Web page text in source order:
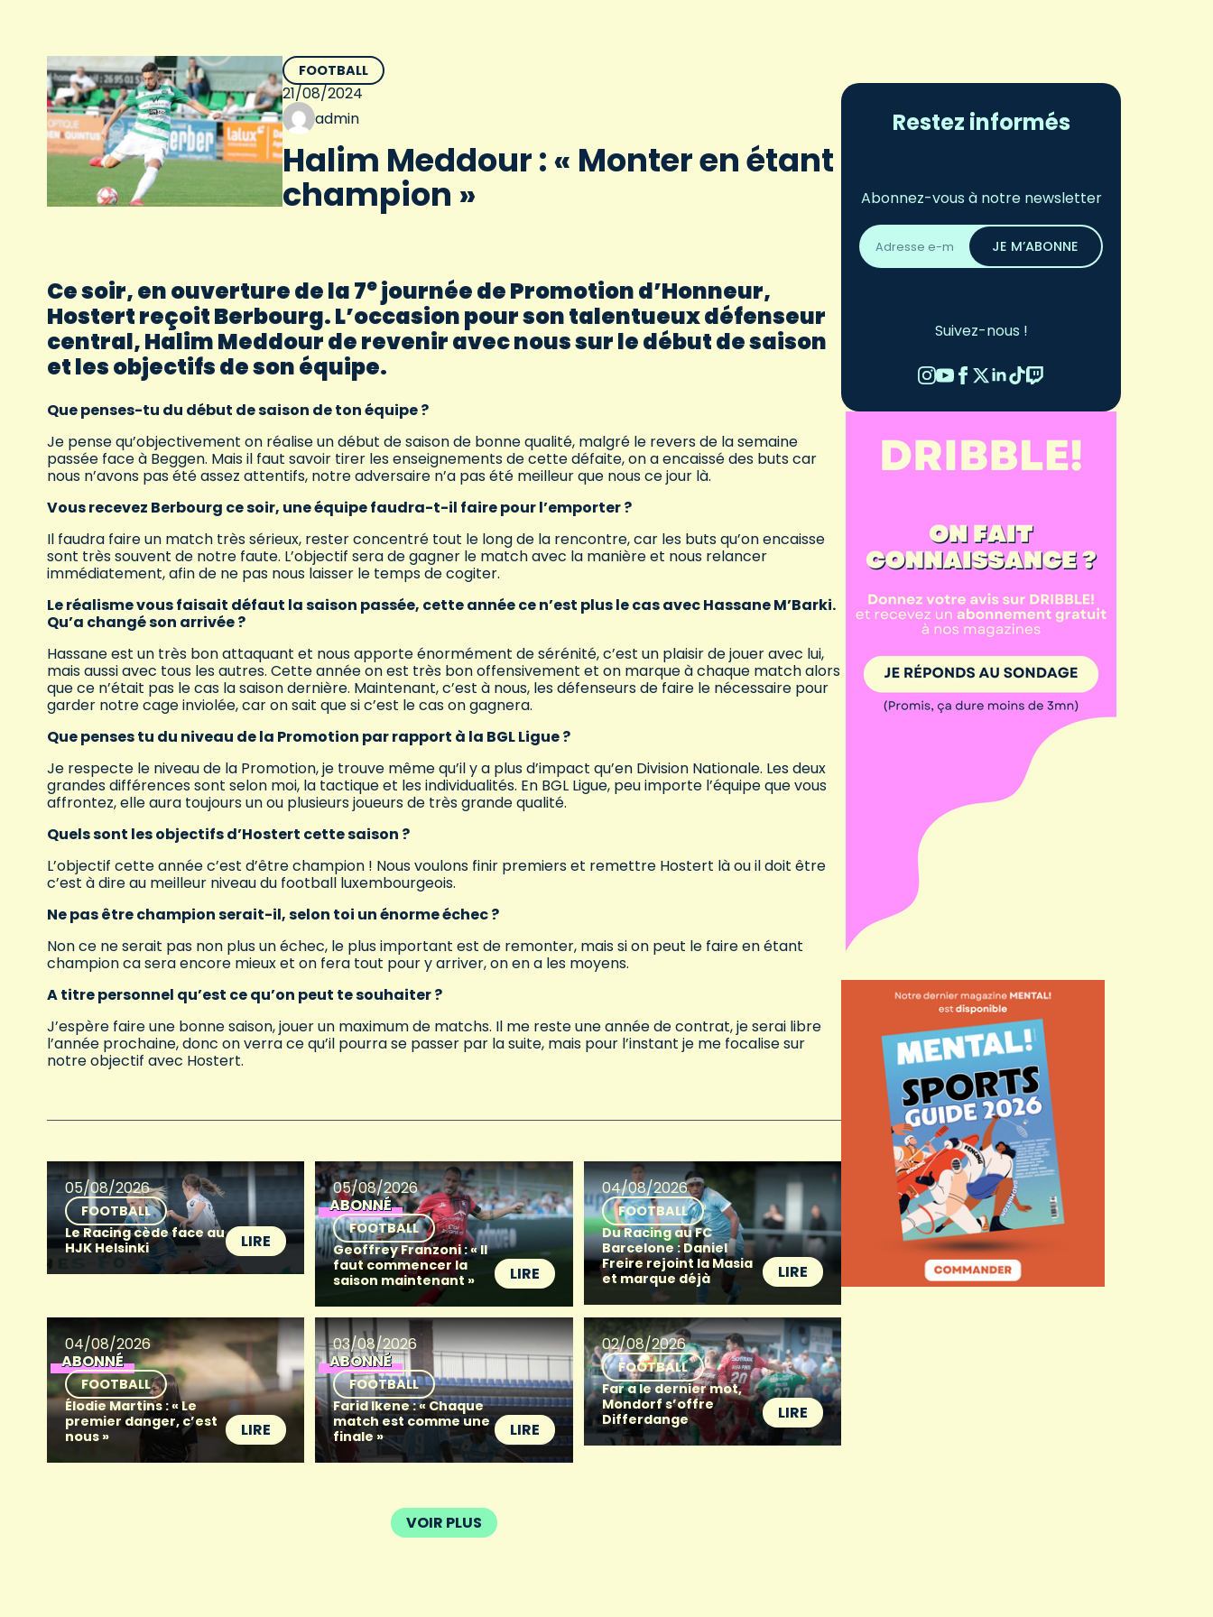
FOOTBALL
21/08/2024
admin
Halim Meddour : « Monter en étant
champion »
Ce soir, en ouverture de la 7e journée de Promotion d’Honneur,
Hostert reçoit Berbourg. L’occasion pour son talentueux défenseur
central, Halim Meddour de revenir avec nous sur le début de saison
et les objectifs de son équipe.
Que penses-tu du début de saison de ton équipe ?
Je pense qu’objectivement on réalise un début de saison de bonne qualité, malgré le revers de la semaine
passée face à Beggen. Mais il faut savoir tirer les enseignements de cette défaite, on a encaissé des buts car
nous n’avons pas été assez attentifs, notre adversaire n’a pas été meilleur que nous ce jour là.
Vous recevez Berbourg ce soir, une équipe faudra-t-il faire pour l’emporter ?
Il faudra faire un match très sérieux, rester concentré tout le long de la rencontre, car les buts qu’on encaisse
sont très souvent de notre faute. L’objectif sera de gagner le match avec la manière et nous relancer
immédiatement, afin de ne pas nous laisser le temps de cogiter.
Le réalisme vous faisait défaut la saison passée, cette année ce n’est plus le cas avec Hassane M’Barki.
Qu’a changé son arrivée ?
Hassane est un très bon attaquant et nous apporte énormément de sérénité, c’est un plaisir de jouer avec lui,
mais aussi avec tous les autres. Cette année on est très bon offensivement et on marque à chaque match alors
que ce n’était pas le cas la saison dernière. Maintenant, c’est à nous, les défenseurs de faire le nécessaire pour
garder notre cage inviolée, car on sait que si c’est le cas on gagnera.
Que penses tu du niveau de la Promotion par rapport à la BGL Ligue ?
Je respecte le niveau de la Promotion, je trouve même qu’il y a plus d’impact qu’en Division Nationale. Les deux
grandes différences sont selon moi, la tactique et les individualités. En BGL Ligue, peu importe l’équipe que vous
affrontez, elle aura toujours un ou plusieurs joueurs de très grande qualité.
Quels sont les objectifs d’Hostert cette saison ?
L’objectif cette année c’est d’être champion ! Nous voulons finir premiers et remettre Hostert là ou il doit être
c’est à dire au meilleur niveau du football luxembourgeois.
Ne pas être champion serait-il, selon toi un énorme échec ?
Non ce ne serait pas non plus un échec, le plus important est de remonter, mais si on peut le faire en étant
champion ca sera encore mieux et on fera tout pour y arriver, on en a les moyens.
A titre personnel qu’est ce qu’on peut te souhaiter ?
J’espère faire une bonne saison, jouer un maximum de matchs. Il me reste une année de contrat, je serai libre
l’année prochaine, donc on verra ce qu’il pourra se passer par la suite, mais pour l’instant je me focalise sur
notre objectif avec Hostert.
05/08/2026
FOOTBALL
Le Racing cède face au
HJK Helsinki
LIRE
05/08/2026
ABONNÉ
FOOTBALL
Geoffrey Franzoni : « Il
faut commencer la
saison maintenant »
LIRE
04/08/2026
FOOTBALL
Du Racing au FC
Barcelone : Daniel
Freire rejoint la Masia
et marque déjà
LIRE
04/08/2026
ABONNÉ
FOOTBALL
Élodie Martins : « Le
premier danger, c’est
nous »
LIRE
03/08/2026
ABONNÉ
FOOTBALL
Farid Ikene : « Chaque
match est comme une
finale »
LIRE
02/08/2026
FOOTBALL
Far a le dernier mot,
Mondorf s’offre
Differdange
LIRE
VOIR PLUS
Restez informés
Abonnez-vous à notre newsletter
Adresse
email
*
JE M’ABONNE
Suivez-nous !